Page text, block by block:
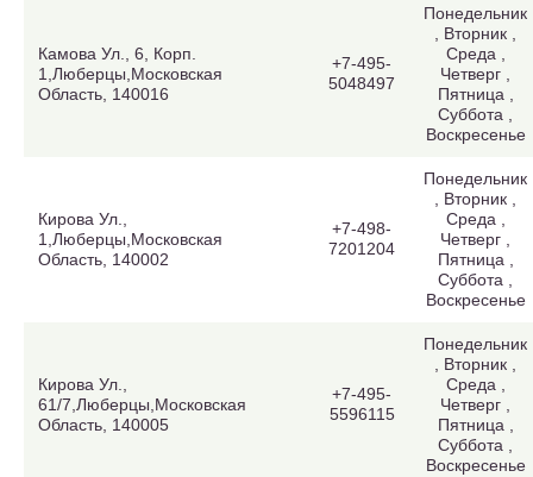
Камова Ул., 6, Корп.
1,Люберцы,Московская
Область, 140016
+7-495-
5048497
Понедельник
, Вторник ,
Среда ,
Четверг ,
Пятница ,
Суббота ,
Воскресенье
Кирова Ул.,
1,Люберцы,Московская
Область, 140002
+7-498-
7201204
Понедельник
, Вторник ,
Среда ,
Четверг ,
Пятница ,
Суббота ,
Воскресенье
Кирова Ул.,
61/7,Люберцы,Московская
Область, 140005
+7-495-
5596115
Понедельник
, Вторник ,
Среда ,
Четверг ,
Пятница ,
Суббота ,
Воскресенье